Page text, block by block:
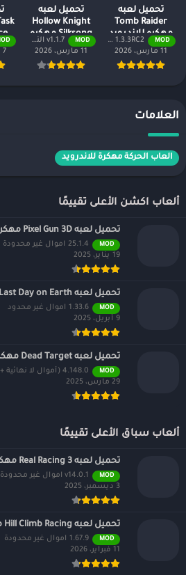
تحميل لعبه
Tomb Raider
مهكره للاندرويد
2026 MOD
1.3.3RC2 النسخة المدفوعة مجانًا
11 مارس، 2026
تحميل لعبه
Hollow Knight
Silksong مهكره
للاندرويد 2026
MOD
v1.1.7 النسخة المدفوعة مجاناً
11 مارس، 2026
7 مارس، 2026
العلامات
العاب الحركة مهكرة للاندرويد
ألعاب اكشن الأعلى تقييمًا
تحميل لعبه Pixel Gun 3D مهكره للاندرويد
MOD
25.1.4 اموال غير محدودة
19 يناير، 2025
تحميل لعبه Last Day on Earth مهكره للاندرويد
MOD
1.33.6 اموال غير محدود
9 أبريل، 2025
تحميل لعبه Dead Target مهكره للاندرويد
MOD
4.148.0 (أموال لا نهائية + جميع المستويات)
29 مارس، 2025
ألعاب سباق الأعلى تقييمًا
تحميل لعبه Real Racing 3 مهكره للاندرويد
MOD
v14.0.1 اموال غير محدودة
3 ديسمبر، 2025
تحميل لعبه Hill Climb Racing مهكره للاندرويد 2026
MOD
1.67.9 اموال غير محدودة
11 فبراير، 2026